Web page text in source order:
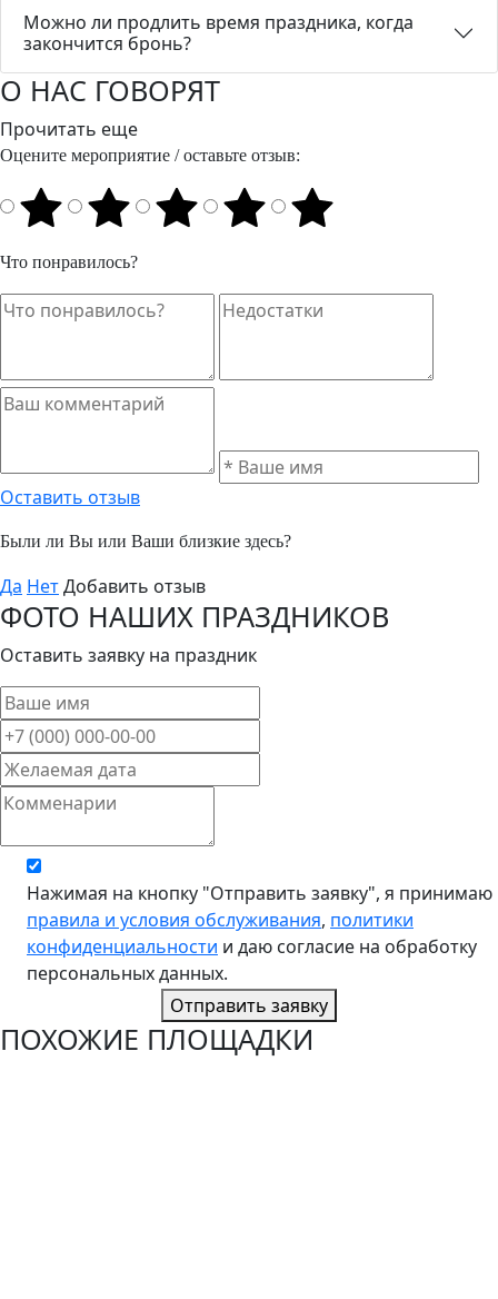
Можно ли продлить время праздника, когда
закончится бронь?
О НАС ГОВОРЯТ
Прочитать еще
Оцените мероприятие / оставьте отзыв:
Что понравилось?
Оставить отзыв
Были ли Вы или Ваши близкие здесь?
Да НетДобавить отзыв
ФОТО НАШИХ ПРАЗДНИКОВ
Оставить заявку на праздник
Нажимая на кнопку "Отправить заявку", я принимаю
правила и условия обслуживания, политики
конфиденциальности и даю согласие на обработку
персональных данных.
Отправить заявку
ПОХОЖИЕ ПЛОЩАДКИ